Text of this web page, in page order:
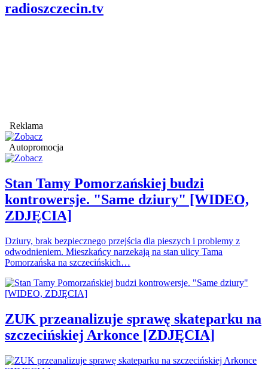
radioszczecin.tv
Reklama
Autopromocja
Stan Tamy Pomorzańskiej budzi
kontrowersje. "Same dziury" [WIDEO,
ZDJĘCIA]
Dziury, brak bezpiecznego przejścia dla pieszych i problemy z
odwodnieniem. Mieszkańcy narzekają na stan ulicy Tama
Pomorzańska na szczecińskich…
ZUK przeanalizuje sprawę skateparku na
szczecińskiej Arkonce [ZDJĘCIA]